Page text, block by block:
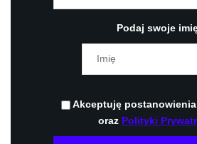
Podaj swoje
Akceptuję postanowienia
oraz Polityki